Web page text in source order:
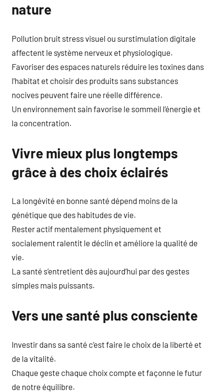
nature
Pollution bruit stress visuel ou surstimulation digitale
affectent le système nerveux et physiologique.
Favoriser des espaces naturels réduire les toxines dans
l’habitat et choisir des produits sans substances
nocives peuvent faire une réelle différence.
Un environnement sain favorise le sommeil l’énergie et
la concentration.
Vivre mieux plus longtemps
grâce à des choix éclairés
La longévité en bonne santé dépend moins de la
génétique que des habitudes de vie.
Rester actif mentalement physiquement et
socialement ralentit le déclin et améliore la qualité de
vie.
La santé s’entretient dès aujourd’hui par des gestes
simples mais puissants.
Vers une santé plus consciente
Investir dans sa santé c’est faire le choix de la liberté et
de la vitalité.
Chaque geste chaque choix compte et façonne le futur
de notre équilibre.